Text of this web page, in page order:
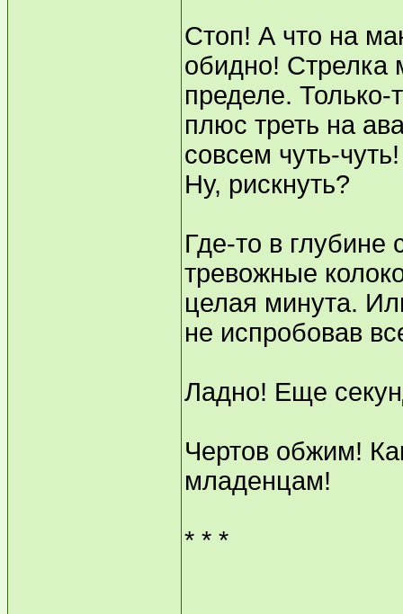
Стоп! А что на
обидно! Стрелка
пределе. Только-
плюс треть на
совсем чуть-чуть!
Ну, рискнуть?
Где-то в глубине
тревожные
целая минута.
не испробовав
Ладно! Еще
Чертов обжим!
младенцам!
* * *